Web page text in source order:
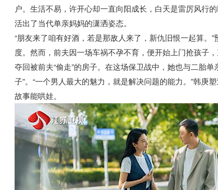
户。生活不易，许开心却一直向阳成长，白天是雷厉风行
活出了当代单亲妈妈的潇洒姿态。
“朋友来了咱有好酒，若是那敌人来了，新仇旧恨一起算。
度。然而，前夫因一场车祸不孕不育，便开始上门抢孩子
夺回被前夫“偷走”的房子。在这场保卫战中，她也与二胎
子”。“一个男人最大的魅力，就是解决问题的能力。”韩庚
故事能哄娃。